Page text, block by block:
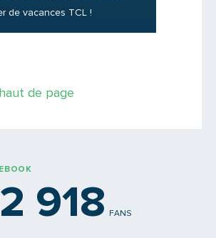
de vacances TCL !
de page
918 FANS